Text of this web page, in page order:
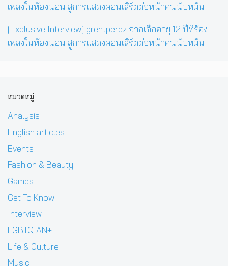
[Exclusive Interview] grentperez จากเด็กอายุ 12 ปีที่ร้อง
เพลงในห้องนอน สู่การแสดงคอนเสิร์ตต่อหน้าคนนับหมื่น
หมวดหมู่
Analysis
English articles
Events
Fashion & Beauty
Games
Get To Know
Interview
LGBTQIAN+
Life & Culture
Music